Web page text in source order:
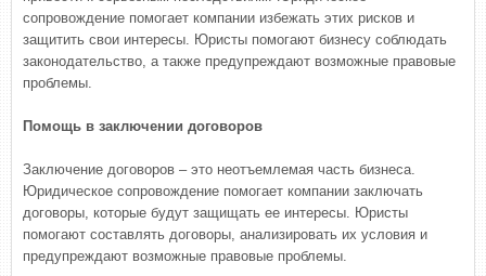
сопровождение помогает компании избежать этих рисков и
защитить свои интересы. Юристы помогают бизнесу соблюдать
законодательство, а также предупреждают возможные правовые
проблемы.
Помощь в заключении договоров
Заключение договоров – это неотъемлемая часть бизнеса.
Юридическое сопровождение помогает компании заключать
договоры, которые будут защищать ее интересы. Юристы
помогают составлять договоры, анализировать их условия и
предупреждают возможные правовые проблемы.